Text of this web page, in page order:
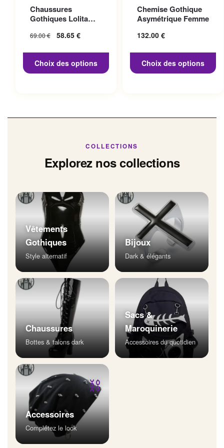
Chaussures
Gothiques Lolita
69.00€
Le prix initial
58.65 €
58.65 €.
Choix des options
variations. Les options
peuvent être choisies sur la
page du produit
Chemise Gothique
Asymétrique Femme
132.00 €
Choix des options
variations. Les options
peuvent être choisies sur la
page du produit
COLLECTIONS
Explorez nos collections
Vêtements
Gothiques
Style alternatif
Bijoux
Dark & élégants
Chaussures
Bottes & talons dark
Sacs &
Maroquinerie
Accessoires du quotidien
⛓
Accessoires
Complétez le look